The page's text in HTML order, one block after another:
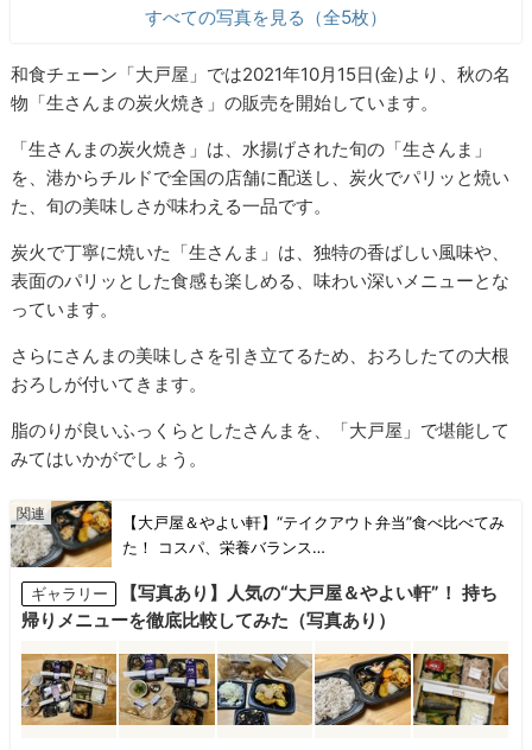
すべての写真を見る（全5枚）
和食チェーン「大戸屋」では2021年10月15日(金)より、秋の名
物「生さんまの炭火焼き」の販売を開始しています。
「生さんまの炭火焼き」は、水揚げされた旬の「生さんま」
を、港からチルドで全国の店舗に配送し、炭火でパリッと焼い
た、旬の美味しさが味わえる一品です。
炭火で丁寧に焼いた「生さんま」は、独特の香ばしい風味や、
表面のパリッとした食感も楽しめる、味わい深いメニューとな
っています。
さらにさんまの美味しさを引き立てるため、おろしたての大根
おろしが付いてきます。
脂のりが良いふっくらとしたさんまを、「大戸屋」で堪能して
みてはいかがでしょう。
【大戸屋＆やよい軒】“テイクアウト弁当”食べ比べてみ
た！ コスパ、栄養バランス…
ギャラリー
【写真あり】人気の“大戸屋＆やよい軒”！ 持ち
帰りメニューを徹底比較してみた（写真あり）